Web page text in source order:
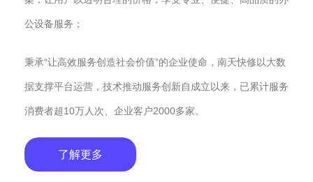
公设备服务；
秉承“让高效服务创造社会价值”的企业使命，南天快修以大数
据支撑平台运营，技术推动服务创新自成立以来，已累计服务
消费者超10万人次、企业客户2000多家。
了解更多